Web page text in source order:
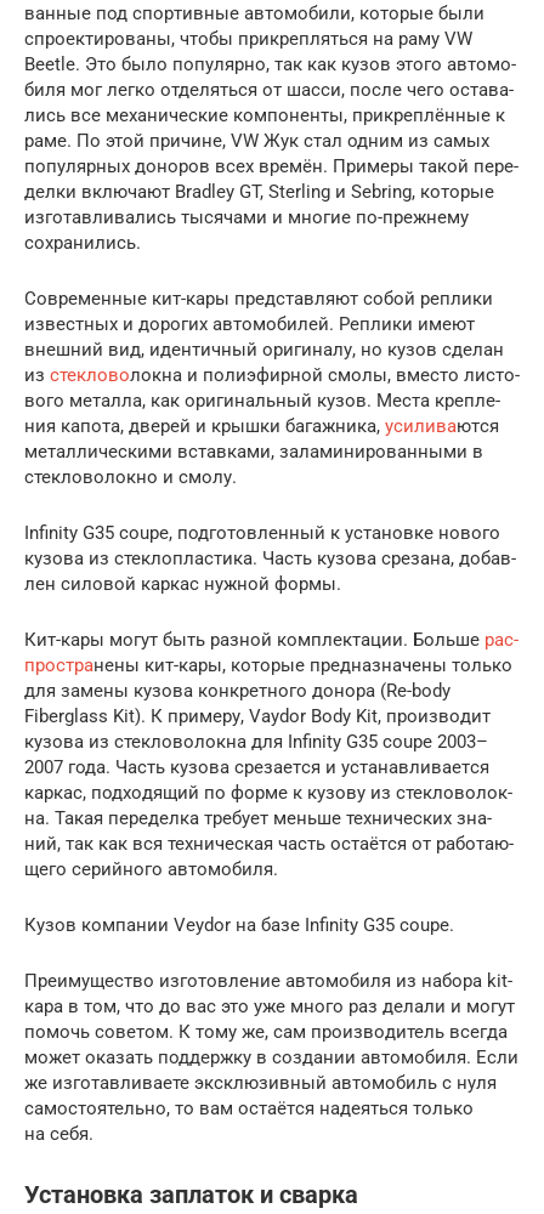
ван­ные под спор­тив­ные авто­мо­би­ли, кото­рые были
спро­ек­ти­ро­ва­ны, что­бы при­креп­лять­ся на раму VW
Beetle. Это было попу­ляр­но, так как кузов это­го авто­мо­
би­ля мог лег­ко отде­лять­ся от шас­си, после чего оста­ва­
лись все меха­ни­че­ские ком­по­нен­ты, при­креп­лён­ные к
раме. По этой при­чине, VW Жук стал одним из самых
попу­ляр­ных доно­ров всех вре­мён. При­ме­ры такой пере­
дел­ки вклю­ча­ют Bradley GT, Sterling и Sebring, кото­рые
изго­тав­ли­ва­лись тыся­ча­ми и мно­гие по-преж­не­му
сохранились.
Совре­мен­ные кит-кары пред­став­ля­ют собой репли­ки
извест­ных и доро­гих авто­мо­би­лей. Репли­ки име­ют
внеш­ний вид, иден­тич­ный ори­ги­на­лу, но кузов сде­лан
из стек­ло­во­лок­на и поли­эфир­ной смо­лы, вме­сто листо­
во­го метал­ла, как ори­ги­наль­ный кузов. Места креп­ле­
ния капо­та, две­рей и крыш­ки багаж­ни­ка, уси­ли­ва­ют­ся
метал­ли­че­ски­ми встав­ка­ми, зала­ми­ни­ро­ван­ны­ми в
стек­ло­во­лок­но и смолу.
Infinity G35 coupe, под­го­тов­лен­ный к уста­нов­ке ново­го
кузо­ва из стек­ло­пла­сти­ка. Часть кузо­ва сре­за­на, добав­
лен сило­вой кар­кас нуж­ной формы.
Кит-кары могут быть раз­ной ком­плек­та­ции. Боль­ше рас­
про­стра­не­ны кит-кары, кото­рые пред­на­зна­че­ны толь­ко
для заме­ны кузо­ва кон­крет­но­го доно­ра (Re-body
Fiberglass Kit). К при­ме­ру, Vaydor Body Kit, про­из­во­дит
кузо­ва из стек­ло­во­лок­на для Infinity G35 coupe 2003–
2007 года. Часть кузо­ва сре­за­ет­ся и уста­нав­ли­ва­ет­ся
кар­кас, под­хо­дя­щий по фор­ме к кузо­ву из стек­ло­во­лок­
на. Такая пере­дел­ка тре­бу­ет мень­ше тех­ни­че­ских зна­
ний, так как вся тех­ни­че­ская часть оста­ёт­ся от рабо­та­ю­
ще­го серий­но­го автомобиля.
Кузов ком­па­нии Veydor на базе Infinity G35 coupe.
Пре­иму­ще­ство изго­тов­ле­ние авто­мо­би­ля из набо­ра kit-
кара в том, что до вас это уже мно­го раз дела­ли и могут
помочь сове­том. К тому же, сам про­из­во­ди­тель все­гда
может ока­зать под­держ­ку в созда­нии авто­мо­би­ля. Если
же изго­тав­ли­ва­е­те экс­клю­зив­ный авто­мо­биль с нуля
само­сто­я­тель­но, то вам оста­ёт­ся наде­ять­ся толь­ко
на себя.
Установка заплаток и сварка